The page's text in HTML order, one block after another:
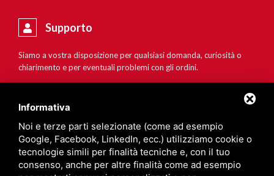
Supporto
Siamo a vostra disposizione per qualsiasi domanda, curiosità o
chiarimento e per eventuali problemi con gli ordini.
Informativa
Noi e terze parti selezionate (come ad esempio
Google, Facebook, LinkedIn, ecc.) utilizziamo cookie o
tecnologie simili per finalità tecniche e, con il tuo
consenso, anche per altre finalità come ad esempio